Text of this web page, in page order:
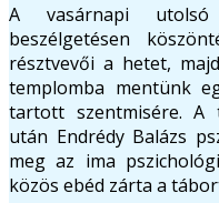
A vasárnapi
beszélgetésen
résztvevői a hetet,
templomba mentünk
tartott szentmisére. A
után Endrédy Balázs
meg az ima
közös ebéd zárta a